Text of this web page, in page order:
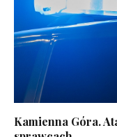
Kamienna Góra.